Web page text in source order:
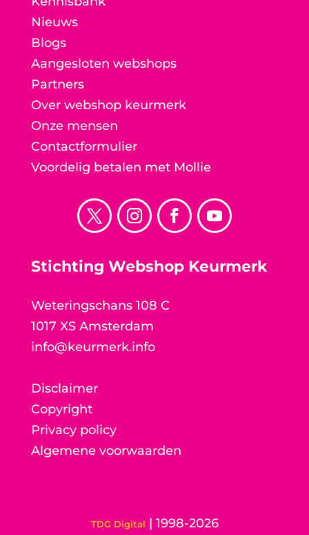
Nieuws
Blogs
Aangesloten webshops
Partners
Over webshop keurmerk
Onze mensen
Contactformulier
Voordelig betalen met Mollie
Stichting Webshop Keurmerk
Weteringschans 108 C
1017 XS Amsterdam
info@keurmerk.info
Disclaimer
Copyright
Privacy policy
Algemene voorwaarden
TDG Digital | 1998-2026